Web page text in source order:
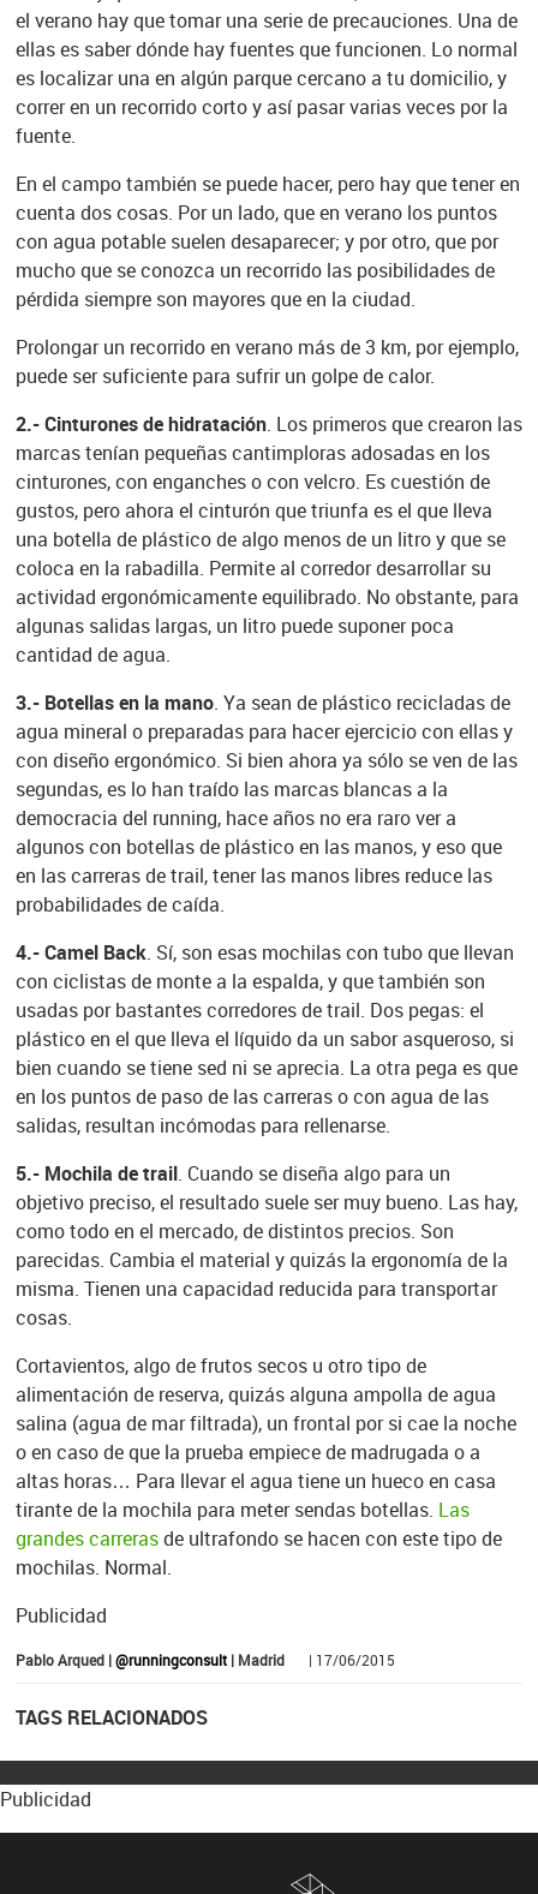
el verano hay que tomar una serie de precauciones. Una de
ellas es saber dónde hay fuentes que funcionen. Lo normal
es localizar una en algún parque cercano a tu domicilio, y
correr en un recorrido corto y así pasar varias veces por la
fuente.
En el campo también se puede hacer, pero hay que tener en
cuenta dos cosas. Por un lado, que en verano los puntos
con agua potable suelen desaparecer; y por otro, que por
mucho que se conozca un recorrido las posibilidades de
pérdida siempre son mayores que en la ciudad.
Prolongar un recorrido en verano más de 3 km, por ejemplo,
puede ser suficiente para sufrir un golpe de calor.
2.- Cinturones de hidratación. Los primeros que crearon las
marcas tenían pequeñas cantimploras adosadas en los
cinturones, con enganches o con velcro. Es cuestión de
gustos, pero ahora el cinturón que triunfa es el que lleva
una botella de plástico de algo menos de un litro y que se
coloca en la rabadilla. Permite al corredor desarrollar su
actividad ergonómicamente equilibrado. No obstante, para
algunas salidas largas, un litro puede suponer poca
cantidad de agua.
3.- Botellas en la mano. Ya sean de plástico recicladas de
agua mineral o preparadas para hacer ejercicio con ellas y
con diseño ergonómico. Si bien ahora ya sólo se ven de las
segundas, es lo han traído las marcas blancas a la
democracia del running, hace años no era raro ver a
algunos con botellas de plástico en las manos, y eso que
en las carreras de trail, tener las manos libres reduce las
probabilidades de caída.
4.- Camel Back. Sí, son esas mochilas con tubo que llevan
con ciclistas de monte a la espalda, y que también son
usadas por bastantes corredores de trail. Dos pegas: el
plástico en el que lleva el líquido da un sabor asqueroso, si
bien cuando se tiene sed ni se aprecia. La otra pega es que
en los puntos de paso de las carreras o con agua de las
salidas, resultan incómodas para rellenarse.
5.- Mochila de trail. Cuando se diseña algo para un
objetivo preciso, el resultado suele ser muy bueno. Las hay,
como todo en el mercado, de distintos precios. Son
parecidas. Cambia el material y quizás la ergonomía de la
misma. Tienen una capacidad reducida para transportar
cosas.
Cortavientos, algo de frutos secos u otro tipo de
alimentación de reserva, quizás alguna ampolla de agua
salina (agua de mar filtrada), un frontal por si cae la noche
o en caso de que la prueba empiece de madrugada o a
altas horas… Para llevar el agua tiene un hueco en casa
tirante de la mochila para meter sendas botellas. Las
grandes carrerasde ultrafondo se hacen con este tipo de
mochilas. Normal.
Publicidad
Pablo Arqued |@runningconsult| Madrid | 17/06/2015
TAGS RELACIONADOS
Publicidad